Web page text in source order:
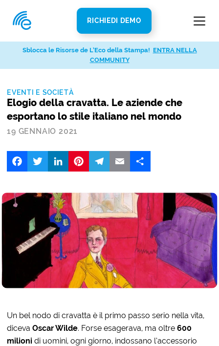
RICHIEDI DEMO
EVENTI E SOCIETÀ
Elogio della cravatta. Le aziende che
esportano lo stile italiano nel mondo
19 GENNAIO 2021
FacebookTwitter LinkedIn
Un bel nodo di cravatta è il primo passo serio nella vita,
dicevaOscar Wilde. Forse esagerava, ma oltre600
milioni di uomini, ogni giorno, indossano l’accessorio
Sblocca le Risorse de L’Eco della Stampa! ENTRA NELLA
COMMUNITY